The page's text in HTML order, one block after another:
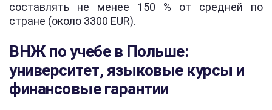
составлять не менее 150 % от средней по
стране (около 3300 EUR).
ВНЖ по учебе в Польше:
университет, языковые курсы и
финансовые гарантии